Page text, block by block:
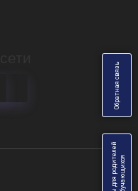
О
б
р
а
т
н
а
я
с
в
я
з
ь
я